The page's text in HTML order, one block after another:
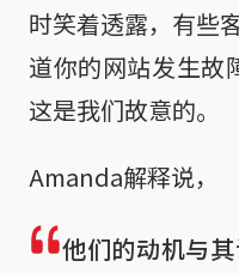
时笑着透露，有些
道你的网站发生故
这是我们故意的。
Amanda解释说，
他们的动机与